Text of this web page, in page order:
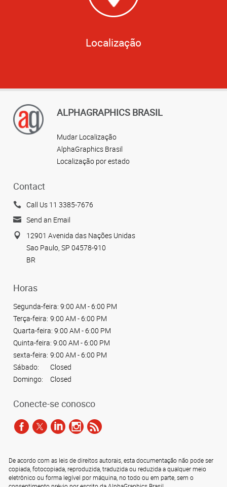
Localização
ALPHAGRAPHICS BRASIL
Mudar Localização
AlphaGraphics Brasil
Localização por estado
Contact
Call Us 11 3385-7676
Send an Email
12901 Avenida das Nações Unidas
Sao Paulo, SP 04578-910
BR
Horas
Segunda-feira: 9:00 AM - 6:00 PM
Terça-feira: 9:00 AM - 6:00 PM
Quarta-feira: 9:00 AM - 6:00 PM
Quinta-feira: 9:00 AM - 6:00 PM
sexta-feira: 9:00 AM - 6:00 PM
Sábado:
Closed
Domingo:
Closed
Conecte-se conosco
De acordo com as leis de direitos autorais, esta documentação não pode ser
copiada, fotocopiada, reproduzida, traduzida ou reduzida a qualquer meio
eletrônico ou forma legível por máquina, no todo ou em parte, sem o